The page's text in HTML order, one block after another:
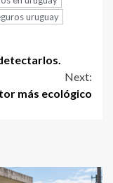
uruguay
Next:
más ecológico